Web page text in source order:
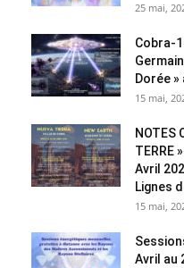
25 mai,
Cobra-
Dorée »
15 mai,
NOTES
TERRE
Avril
Lignes
15 mai,
Avril au